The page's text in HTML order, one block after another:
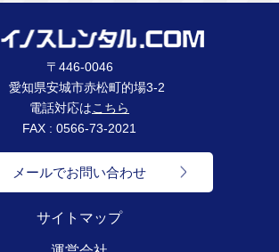
〒446-0046
愛知県安城市赤松町的場3-2
電話対応はこちら
FAX : 0566-73-2021
メールでお問い合わせ
サイトマップ